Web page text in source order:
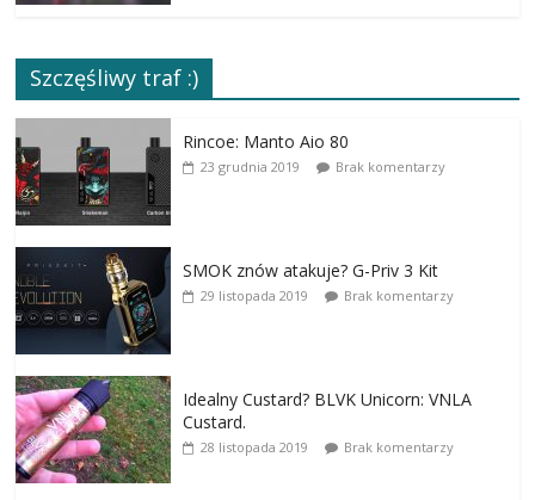
Szczęśliwy traf :)
Rincoe: Manto Aio 80
23 grudnia 2019 Brak komentarzy
SMOK znów atakuje? G-Priv 3 Kit
29 listopada 2019 Brak komentarzy
Idealny Custard? BLVK Unicorn: VNLA
Custard.
28 listopada 2019 Brak komentarzy